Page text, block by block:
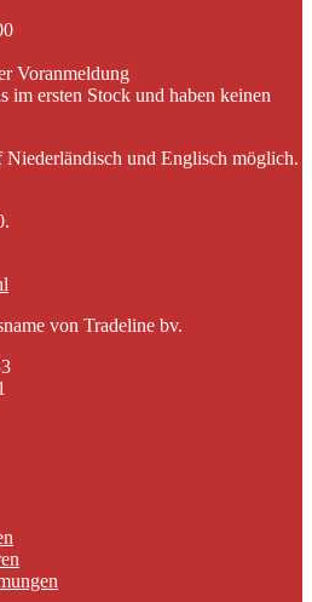
Voranmeldung
im ersten Stock und haben keinen
und Englisch möglich.
von Tradeline bv.